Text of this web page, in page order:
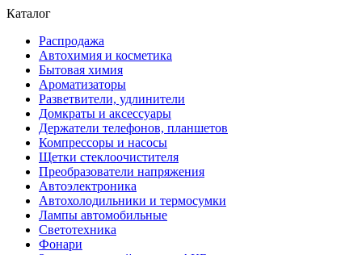
Каталог
Распродажа
Автохимия и косметика
Бытовая химия
Ароматизаторы
Разветвители, удлинители
Домкраты и аксессуары
Держатели телефонов, планшетов
Компрессоры и насосы
Щетки стеклоочистителя
Преобразователи напряжения
Автоэлектроника
Автохолодильники и термосумки
Лампы автомобильные
Светотехника
Фонари